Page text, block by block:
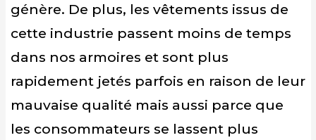
génère. De plus, les vêtements issus de
cette industrie passent moins de temps
dans nos armoires et sont plus
rapidement jetés parfois en raison de leur
mauvaise qualité mais aussi parce que
les consommateurs se lassent plus